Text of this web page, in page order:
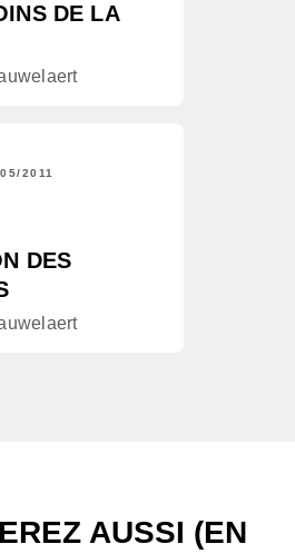
DE LA
2011
DES
AUSSI (EN